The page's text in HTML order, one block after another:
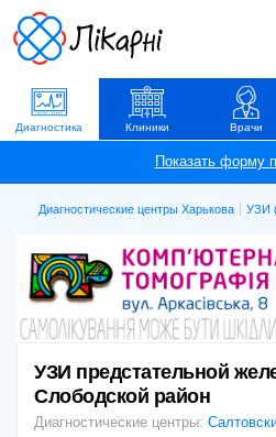
Диагностика Клиники Врачи
Диагностические центры Харькова УЗИ
УЗИ предстательной
Слободской район
Диагностические центры: